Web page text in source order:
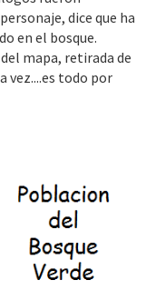
dice que ha
en el bosque.
mapa, retirada de
vez....es todo por